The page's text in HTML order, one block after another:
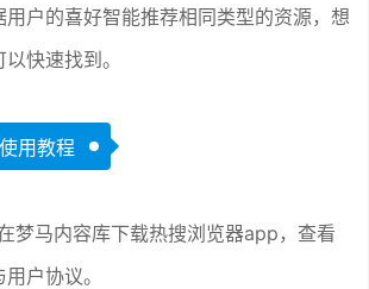
用户的喜好智能推荐相同类型的资源，想
快速找到。
用教程
梦马内容库下载热搜浏览器app，查看
户协议。